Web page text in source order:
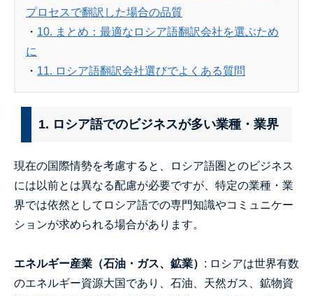
プロセスで翻訳した場合の品質
・ 10. まとめ：最適なロシア語翻訳会社を選ぶため
に
・ 11. ロシア語翻訳会社選びでよくある質問
1. ロシア語でのビジネスが多い業種・業界
現在の国際情勢を考慮すると、ロシア語圏とのビジネス
には以前とは異なる配慮が必要ですが、特定の業種・業
界では依然としてロシア語での専門知識やコミュニケー
ションが求められる場合があります。
エネルギー産業（石油・ガス、鉱業） : ロシアは世界有数
のエネルギー資源大国であり、石油、天然ガス、鉱物資